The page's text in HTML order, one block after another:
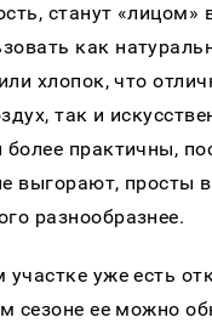
станут
как
хлопок, что
так и
практичны,
выгорают, просты
разнообразнее.
уже есть
сезоне ее можно